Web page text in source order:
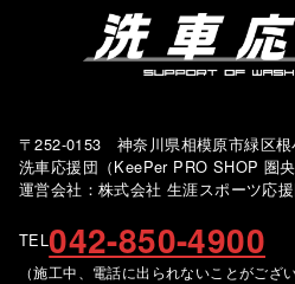
〒252-0153 神奈川県相模原市緑区根
洗車応援団（KeePer PRO SHOP 圏央
運営会社：株式会社 生涯スポーツ応
TEL042-850-4900
（施工中、電話に出られないことがござ